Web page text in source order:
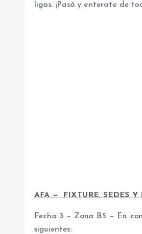
ligas. ¡Pasá y enterate de
AFA — FIXTURE, SEDES Y
Fecha 3 – Zona B5 – En
siguientes: